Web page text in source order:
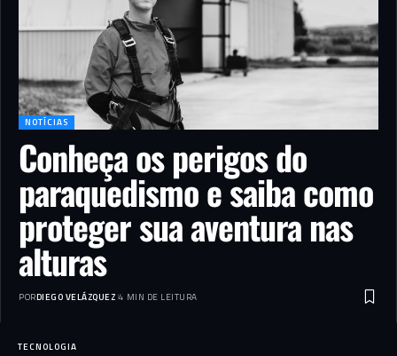
NOTÍCIAS
Conheça os perigos do
paraquedismo e saiba como
proteger sua aventura nas
alturas
PORDIEGO VELÁZQUEZ 4 MIN DE LEITURA
TECNOLOGIA